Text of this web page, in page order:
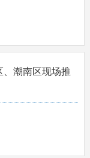
、潮南区现场推